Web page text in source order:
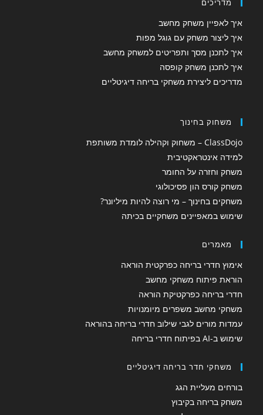
מדריכים
איך לאפיין משחק מחשב
איך ליצור משחק עם גוגל מפות
איך לתכנן מסך ותפריטים למשחק מחשב
איך לתכנן משחק קופסה
מדריכים ליצירת משחקי בריחה דיגיטליים
משחוק בחינוך
ClassDojo – משחוק וקהילה לומדת משותפת
למידה אינטראקטיבית
משחק וחזרה על החומר
משחק קורס הון פסיכולוגי
משחקים בחינוך – מי רוצה להיות מיליונר?
שימוש במאפיינים משחקיים בכיתה
מאמרים
אימוץ חדרי בריחה כפרקטית הוראה
הוראת פיתוח משחקי מחשב
חדרי בריחה כפרקטיקת הוראה
משחקי מחשב משפרים מיומנויות
עמדות מורים לגבי שילוב חדרי בריחה בהוראה
שימוש ב-AI בפיתוח חדרי בריחה
משחקי חדר בריחה דיגיטליים
בורחים מעליית הגג
משחק בריחה בקיבוץ